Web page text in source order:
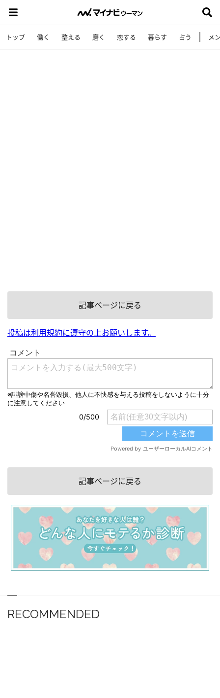
トップ 働く 整える 磨く 恋する 暮らす 占う メ
記事ページに戻る
投稿は利用規約に遵守の上お願いします。
記事ページに戻る
RECOMMENDED